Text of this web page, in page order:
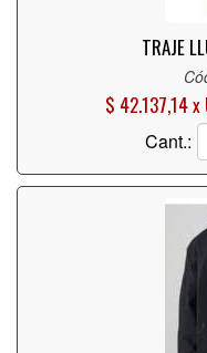
TRAJE
$ 42.137,14 x
Cant.: